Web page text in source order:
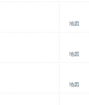
地図
地図
地図